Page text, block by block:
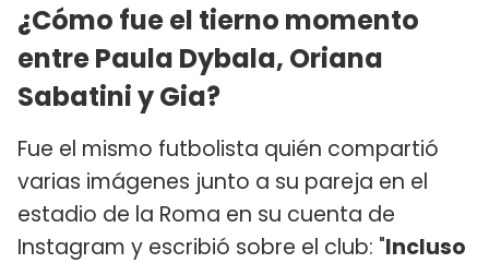
¿Cómo fue el tierno momento
entre Paula Dybala, Oriana
Sabatini y Gia?
Fue el mismo futbolista quién compartió
varias imágenes junto a su pareja en el
estadio de la Roma en su cuenta de
Instagram y escribió sobre el club: "Incluso